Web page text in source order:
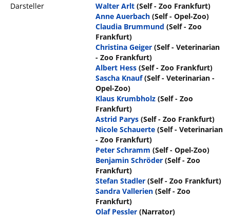
Darsteller
Walter Arlt (Self - Zoo Frankfurt)
Anne Auerbach (Self - Opel-Zoo)
Claudia Brummund (Self - Zoo
Frankfurt)
Christina Geiger (Self - Veterinarian
- Zoo Frankfurt)
Albert Hess (Self - Zoo Frankfurt)
Sascha Knauf (Self - Veterinarian -
Opel-Zoo)
Klaus Krumbholz (Self - Zoo
Frankfurt)
Astrid Parys (Self - Zoo Frankfurt)
Nicole Schauerte (Self - Veterinarian
- Zoo Frankfurt)
Peter Schramm (Self - Opel-Zoo)
Benjamin Schröder (Self - Zoo
Frankfurt)
Stefan Stadler (Self - Zoo Frankfurt)
Sandra Vallerien (Self - Zoo
Frankfurt)
Olaf Pessler (Narrator)